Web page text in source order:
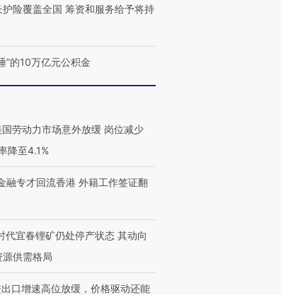
【特别呈现】寻找100种
护险覆盖全国 筹资和服务给予将持
”的10万亿元公积金
劳动力市场意外放缓 岗位减少
降至4.1%
融专才回流香港 外籍工作签证翻
代宜春锂矿仍处停产状态 其动向
供需格局
口增速高位放缓，价格驱动还能